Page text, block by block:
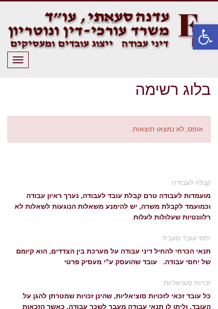
פתח סרגל נגישות
בלוג רשימה
אופס, לא נמצאו תוצאות.
קבלה לעבודה
מועמדות לעבודה טרם קבלת עובד לעבודה, נערך ראיון עבודה
וכמועמד לקבלת משרה, יש להימנע משאלות הנוגעות לשאלות לא
רלוונטיות שעלולות לעלות
יחסי עובד מעביד
תנאי הכרחי להחיל דיני עבודה על מערכת בין הצדדים, הוא קיומם
של יחסי עבודה. עובד שהועסק ע"י מעסיק פרטי
זכויות סוציאליות
כל עובד זכאי לזכויות סוציאליות, שהינן זכויות שמטרתן להגן על
העובד, וליתן לו תנאי עבודה מעבר לשכר עבודה, כאשר הזכאות